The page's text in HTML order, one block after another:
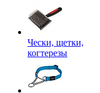
Чески, щетки,
когтерезы